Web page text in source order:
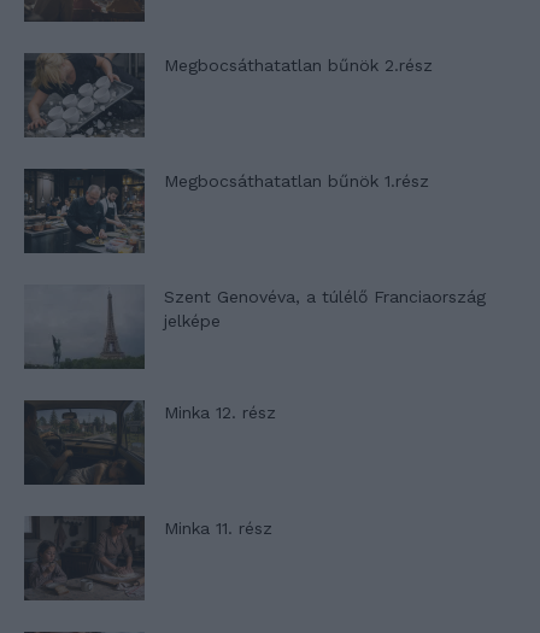
Megbocsáthatatlan bűnök 2.rész
Megbocsáthatatlan bűnök 1.rész
Szent Genovéva, a túlélő Franciaország
jelképe
Minka 12. rész
Minka 11. rész